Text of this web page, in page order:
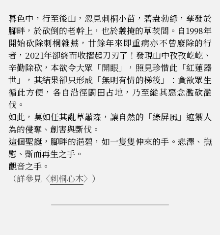
暮色中，行至後山，忽見刺桐小苗，碧盎勃綠，孳發於
腳畔，於砍倒的老幹上，也於叢掩的草茨間。自1998年
開始砍除刺桐雜蕪，廿餘年來即重病亦不曾廢除的行
者，2021年卻終而收摺起刀刃了！發現山中孜孜屹屹、
辛勤除砍，本欲令大眾「開眼」，照見珍惜此「紅蓮器
世」，其結果卻只形成「無明有情的梯筏」：貪欲眾生
循此方便，各自沿徑闢田占地，乃至縱其惡念濫砍濫
伐。
如此，莫如任其亂草蕭森，讓自然的「綠屏風」遮禦人
為的侵奪、創害與斲伐。
這個聖誕，腳畔的浥碧，如一隻隻伸來的手。悲澤、撫
慰、斲而再生之手。
觀音之手。
（詳參見〈刺桐心木〉 ）